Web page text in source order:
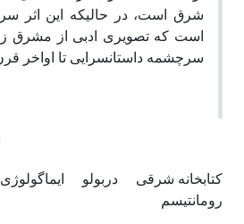
شرق است، در حالیکه این اثر
است که تصویری ادبی از مشرق
سرچشمه داستانسرایی تا اواخر
کتابخانه شرقی دربولو ایماگولوژی
رومانتیسم